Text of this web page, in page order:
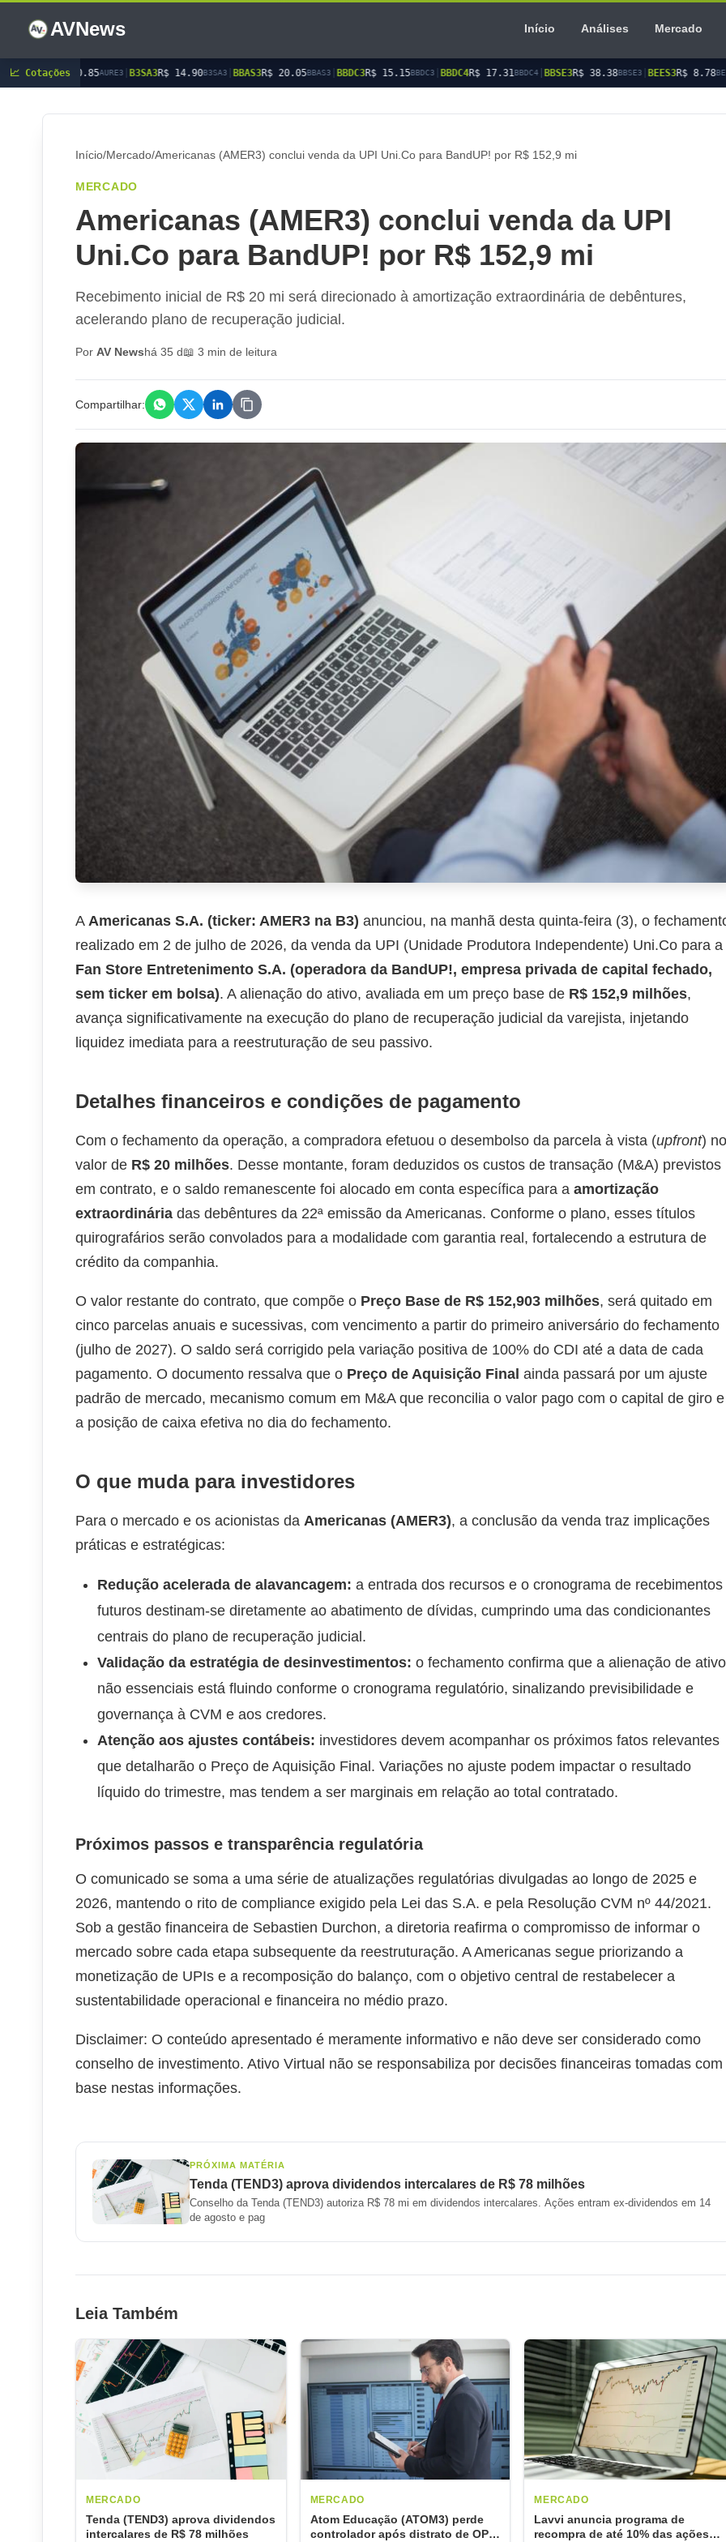
AVNews Início Análises Mercado
📈 Cotações
10.85AURE3|B3SA3R$ 14.90B3SA3| BBAS3R$ 20.05BBAS3| BBDC3R$ 15.15BBDC3| BBDC4R$ 17.31BBDC4| BBSE3R$ 38.38BBSE3| BEES3R$ 8.78BEES3|BEES4
Início/Mercado/Americanas (AMER3) conclui venda da UPI Uni.Co para BandUP! por R$ 152,9 mi
MERCADO
Americanas (AMER3) conclui venda da UPI
Uni.Co para BandUP! por R$ 152,9 mi
Recebimento inicial de R$ 20 mi será direcionado à amortização extraordinária de debêntures,
acelerando plano de recuperação judicial.
Por AV Newshá 35 d📖 3 min de leitura
Compartilhar:
A Americanas S.A. (ticker: AMER3 na B3) anunciou, na manhã desta quinta-feira (3), o
realizado em 2 de julho de 2026, da venda da UPI (Unidade Produtora Independente) Uni.Co para a
Fan Store Entretenimento S.A. (operadora da BandUP!, empresa privada de capital fechado,
sem ticker em bolsa). A alienação do ativo, avaliada em um preço base de R$ 152,9 milhões,
avança significativamente na execução do plano de recuperação judicial da varejista, injetando
liquidez imediata para a reestruturação de seu passivo.
Detalhes financeiros e condições de pagamento
Com o fechamento da operação, a compradora efetuou o desembolso da parcela à vista (upfront) no
valor de R$ 20 milhões. Desse montante, foram deduzidos os custos de transação (M&A) previstos
em contrato, e o saldo remanescente foi alocado em conta específica para a amortização
extraordinária das debêntures da 22ª emissão da Americanas. Conforme o plano, esses títulos
quirografários serão convolados para a modalidade com garantia real, fortalecendo a estrutura de
crédito da companhia.
O valor restante do contrato, que compõe o Preço Base de R$ 152,903 milhões, será quitado em
cinco parcelas anuais e sucessivas, com vencimento a partir do primeiro aniversário do fechamento
(julho de 2027). O saldo será corrigido pela variação positiva de 100% do CDI até a data de cada
pagamento. O documento ressalva que o Preço de Aquisição Final ainda passará por um ajuste
padrão de mercado, mecanismo comum em M&A que reconcilia o valor pago com o capital de giro e
a posição de caixa efetiva no dia do fechamento.
O que muda para investidores
Para o mercado e os acionistas da Americanas (AMER3), a conclusão da venda traz implicações
práticas e estratégicas:
Redução acelerada de alavancagem: a entrada dos recursos e o cronograma de recebimentos
futuros destinam-se diretamente ao abatimento de dívidas, cumprindo uma das condicionantes
centrais do plano de recuperação judicial.
Validação da estratégia de desinvestimentos: o fechamento confirma que a alienação de
não essenciais está fluindo conforme o cronograma regulatório, sinalizando previsibilidade e
governança à CVM e aos credores.
Atenção aos ajustes contábeis: investidores devem acompanhar os próximos fatos relevantes
que detalharão o Preço de Aquisição Final. Variações no ajuste podem impactar o resultado
líquido do trimestre, mas tendem a ser marginais em relação ao total contratado.
Próximos passos e transparência regulatória
O comunicado se soma a uma série de atualizações regulatórias divulgadas ao longo de 2025 e
2026, mantendo o rito de compliance exigido pela Lei das S.A. e pela Resolução CVM nº 44/2021.
Sob a gestão financeira de Sebastien Durchon, a diretoria reafirma o compromisso de informar o
mercado sobre cada etapa subsequente da reestruturação. A Americanas segue priorizando a
monetização de UPIs e a recomposição do balanço, com o objetivo central de restabelecer a
sustentabilidade operacional e financeira no médio prazo.
Disclaimer: O conteúdo apresentado é meramente informativo e não deve ser considerado como
conselho de investimento. Ativo Virtual não se responsabiliza por decisões financeiras tomadas com
base nestas informações.
PRÓXIMA MATÉRIA
Tenda (TEND3) aprova dividendos intercalares de R$ 78 milhões
Conselho da Tenda (TEND3) autoriza R$ 78 mi em dividendos intercalares. Ações entram ex-dividendos em 14
de agosto e pag
Leia Também
MERCADO
Tenda (TEND3) aprova dividendos
intercalares de R$ 78 milhões
MERCADO
Atom Educação (ATOM3) perde
controlador após distrato de OPA
MERCADO
Lavvi anuncia programa de
recompra de até 10% das ações